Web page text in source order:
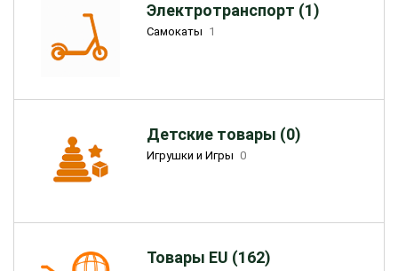
Электротранспорт (1)
Самокаты 1
Детские товары (0)
Игрушки и Игры 0
Товары EU (162)